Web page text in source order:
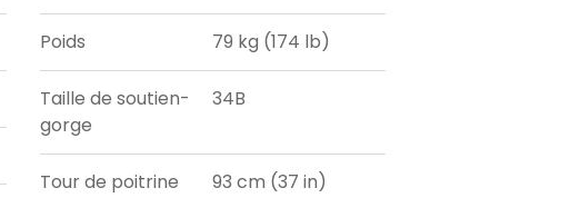
Poids 79 kg (174 lb)
Taille de soutien-
gorge
34B
Tour de poitrine 93 cm (37 in)